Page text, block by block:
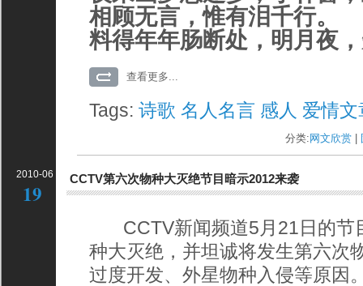
相顾无言，惟有泪千行。
料得年年肠断处，明月夜
查看更多...
Tags:诗歌 名人名言 感人 爱情文
分类: 网文欣赏
2010-06
19
CCTV第六次物种大灭绝节目暗示2012来袭
CCTV新闻频道5月21日的节
种大灭绝，并坦诚将发生第六次
过度开发、外星物种入侵等原因